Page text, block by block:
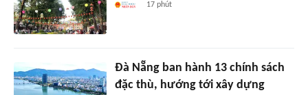
17 phút
Đà Nẵng ban hành 13 chính sách
đặc thù, hướng tới xây dựng